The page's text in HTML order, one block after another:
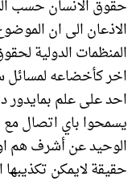
حقوق الانسان حسب
الاذعان الى ان
المنظمات الدولية
اخر كأخضاعه
احد على علم
يسمحوا باي اتصال مع
الوحيد عن أشرف هم
حقيقة لايمكن